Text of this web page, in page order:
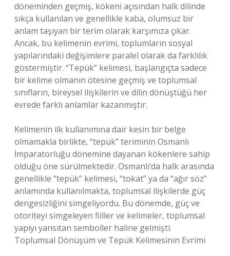
döneminden geçmiş, kökeni açısından halk dilinde
sıkça kullanılan ve genellikle kaba, olumsuz bir
anlam taşıyan bir terim olarak karşımıza çıkar.
Ancak, bu kelimenin evrimi, toplumların sosyal
yapılarındaki değişimlere paralel olarak da farklılık
göstermiştir. “Tepük” kelimesi, başlangıçta sadece
bir kelime olmanın ötesine geçmiş ve toplumsal
sınıfların, bireysel ilişkilerin ve dilin dönüştüğü her
evrede farklı anlamlar kazanmıştır.
Kelimenin ilk kullanımına dair kesin bir belge
olmamakla birlikte, “tepük” teriminin Osmanlı
İmparatorluğu dönemine dayanan kökenlere sahip
olduğu öne sürülmektedir. Osmanlı’da halk arasında
genellikle “tepük” kelimesi, “tokat” ya da “ağır söz”
anlamında kullanılmakta, toplumsal ilişkilerde güç
dengesizliğini simgeliyordu. Bu dönemde, güç ve
otoriteyi simgeleyen fiiller ve kelimeler, toplumsal
yapıyı yansıtan semboller haline gelmişti.
Toplumsal Dönüşüm ve Tepük Kelimesinin Evrimi